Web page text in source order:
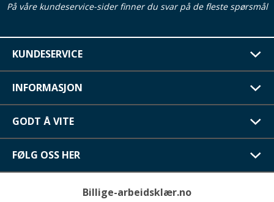
På våre kundeservice-sider finner du svar på de fleste spørsmål
KUNDESERVICE
INFORMASJON
GODT Å VITE
FØLG OSS HER
Billige-arbeidsklær.no